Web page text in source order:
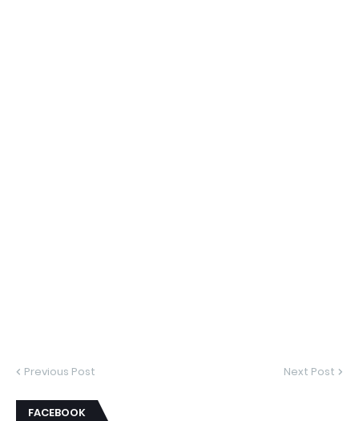
Previous Post Next Post
FACEBOOK